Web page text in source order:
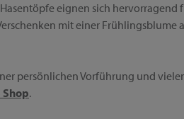
eignen sich hervorragend
mit einer Frühlingsblume
persönlichen Vorführung und
Shop.